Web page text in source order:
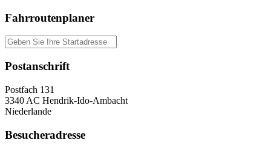
Fahrroutenplaner
Postanschrift
Postfach 131
3340 AC Hendrik-Ido-Ambacht
Niederlande
Besucheradresse